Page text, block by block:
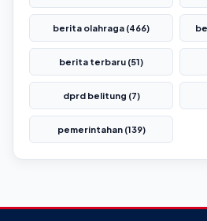
berita olahraga (466)
berita terbaru (51)
dprd belitung (7)
pemerintahan (139)